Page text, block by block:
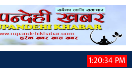
1:20:35 PM